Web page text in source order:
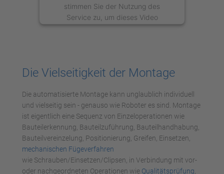
stimmen Sie der Nutzung des
Service zu, um dieses Video
anzusehen.
powered byUsercentrics Consent
Management Platform
Die Vielseitigkeit der Montage
Die automatisierte Montage kann unglaublich individuell
und vielseitig sein - genauso wie Roboter es sind. Montage
ist eigentlich eine Sequenz von Einzeloperationen wie
Bauteilerkennung, Bauteilzuführung, Bauteilhandhabung,
Bauteilvereinzelung, Positionierung, Greifen, Einsetzen,
mechanischen Fügeverfahren
wie Schrauben/Einsetzen/Clipsen, in Verbindung mit vor-
oder nachgeordneten Operationen wie Qualitätsprüfung